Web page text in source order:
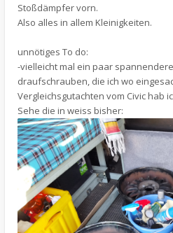
Stoßdämpfer vorn.
Also alles in allem Kleinigkeiten.
unnötiges To do:
-vielleicht mal ein paar
draufschrauben, die ich wo
Vergleichsgutachten vom Civic hab
Sehe die in weiss bisher: